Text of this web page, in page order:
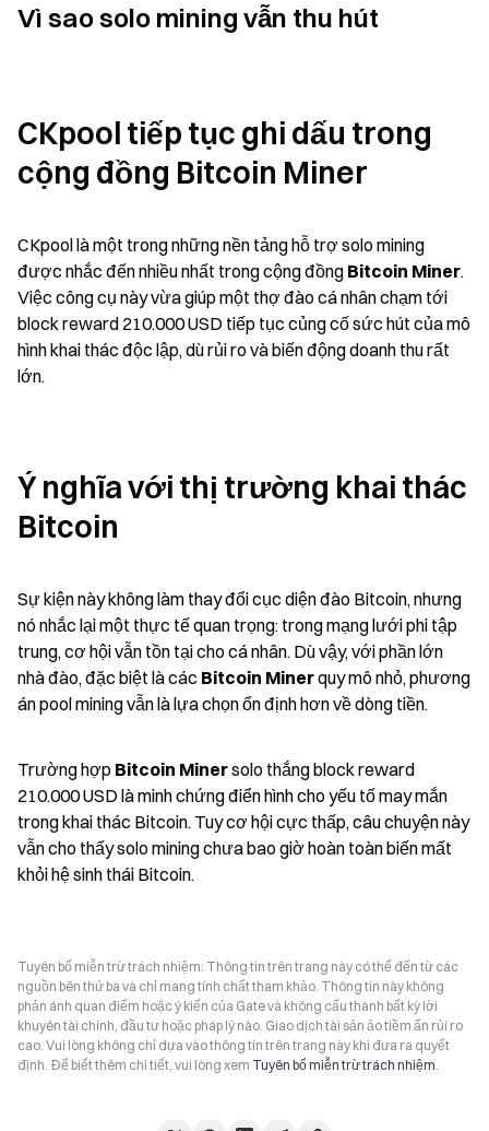
Vì sao solo mining vẫn thu hút
CKpool tiếp tục ghi dấu trong
cộng đồng Bitcoin Miner
CKpool là một trong những nền tảng hỗ trợ solo mining
được nhắc đến nhiều nhất trong cộng đồng Bitcoin Miner.
Việc công cụ này vừa giúp một thợ đào cá nhân chạm tới
block reward 210.000 USD tiếp tục củng cố sức hút của mô
hình khai thác độc lập, dù rủi ro và biến động doanh thu rất
lớn.
Ý nghĩa với thị trường khai thác
Bitcoin
Sự kiện này không làm thay đổi cục diện đào Bitcoin, nhưng
nó nhắc lại một thực tế quan trọng: trong mạng lưới phi tập
trung, cơ hội vẫn tồn tại cho cá nhân. Dù vậy, với phần lớn
nhà đào, đặc biệt là các Bitcoin Miner quy mô nhỏ, phương
án pool mining vẫn là lựa chọn ổn định hơn về dòng tiền.
Trường hợp Bitcoin Miner solo thắng block reward
210.000 USD là minh chứng điển hình cho yếu tố may mắn
trong khai thác Bitcoin. Tuy cơ hội cực thấp, câu chuyện này
vẫn cho thấy solo mining chưa bao giờ hoàn toàn biến mất
khỏi hệ sinh thái Bitcoin.
Tuyên bố miễn trừ trách nhiệm: Thông tin trên trang này có thể đến từ các
nguồn bên thứ ba và chỉ mang tính chất tham khảo. Thông tin này không
phản ánh quan điểm hoặc ý kiến của Gate và không cấu thành bất kỳ lời
khuyên tài chính, đầu tư hoặc pháp lý nào. Giao dịch tài sản ảo tiềm ẩn rủi ro
cao. Vui lòng không chỉ dựa vào thông tin trên trang này khi đưa ra quyết
định. Để biết thêm chi tiết, vui lòng xem Tuyên bố miễn trừ trách nhiệm.